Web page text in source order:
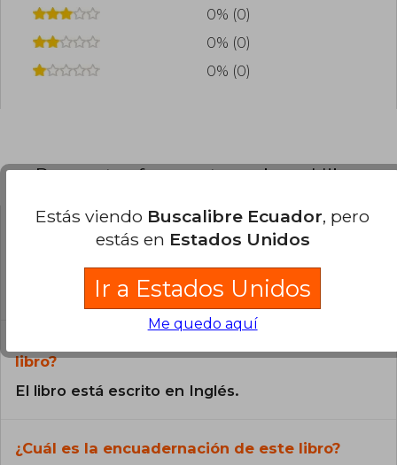
0% (0)
0% (0)
0% (0)
Preguntas frecuentes sobre el libro
¿El libro es original?
Todos los libros de nuestro
catálogo son Originales.
libro?
El libro está escrito en Inglés.
¿Cuál es la encuadernación de este libro?
Estás viendo Buscalibre Ecuador, pero
estás en Estados Unidos
Ir a Estados Unidos
Me quedo aquí